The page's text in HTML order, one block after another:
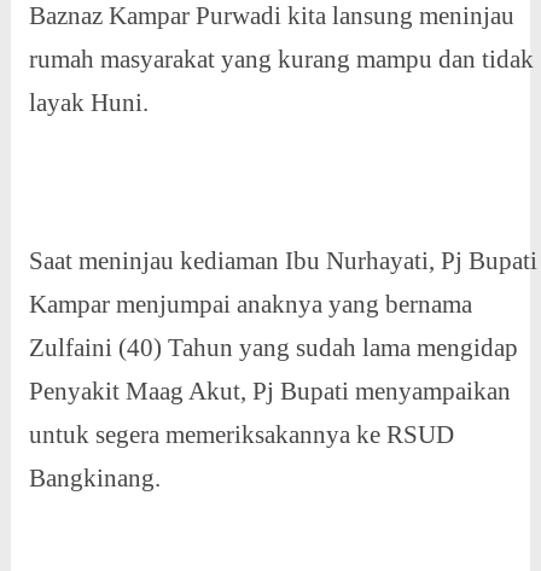
Baznaz Kampar Purwadi kita lansung meninjau
rumah masyarakat yang kurang mampu dan tidak
layak Huni.
Saat meninjau kediaman Ibu Nurhayati, Pj Bupati
Kampar menjumpai anaknya yang bernama
Zulfaini (40) Tahun yang sudah lama mengidap
Penyakit Maag Akut, Pj Bupati menyampaikan
untuk segera memeriksakannya ke RSUD
Bangkinang.